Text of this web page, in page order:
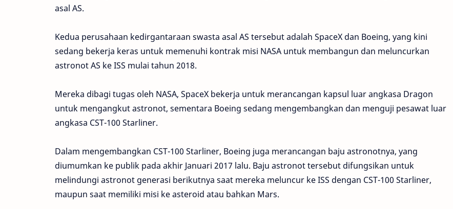
asal AS.
Kedua perusahaan kedirgantaraan swasta asal AS tersebut adalah SpaceX dan Boeing, yang kini
sedang bekerja keras untuk memenuhi kontrak misi NASA untuk membangun dan meluncurkan
astronot AS ke ISS mulai tahun 2018.
Mereka dibagi tugas oleh NASA, SpaceX bekerja untuk merancangan kapsul luar angkasa Dragon
untuk mengangkut astronot, sementara Boeing sedang mengembangkan dan menguji pesawat luar
angkasa CST-100 Starliner.
Dalam mengembangkan CST-100 Starliner, Boeing juga merancangan baju astronotnya, yang
diumumkan ke publik pada akhir Januari 2017 lalu. Baju astronot tersebut difungsikan untuk
melindungi astronot generasi berikutnya saat mereka meluncur ke ISS dengan CST-100 Starliner,
maupun saat memiliki misi ke asteroid atau bahkan Mars.